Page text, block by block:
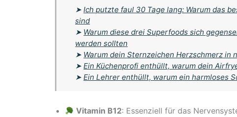
➤Ich putzte faul 30 Tage lang: Warum das
sind
➤ Warum diese drei Superfoods sich
werden sollten
➤ Warum dein Sternzeichen Herzschmerz in
➤Ein Küchenprofi enthüllt, warum dein
➤Ein Lehrer enthüllt, warum ein harmloses
Vitamin B12: Essenziell für das